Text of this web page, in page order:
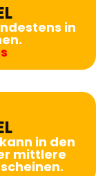
in
in den
mittlere